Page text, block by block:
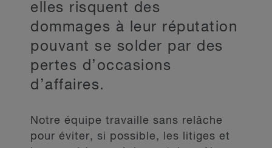
elles risquent des
dommages à leur réputation
pouvant se solder par des
pertes d’occasions
d’affaires.
Notre équipe travaille sans relâche
pour éviter, si possible, les litiges et